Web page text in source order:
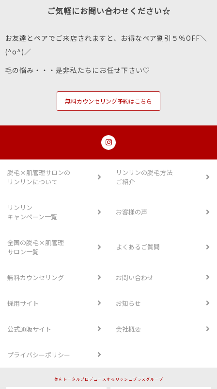
ご気軽にお問い合わせください☆
お友達とペアでご来店されますと、お得なペア割引５％OFF＼
(^o^)／
毛の悩み・・・是非私たちにお任せ下さい♡
無料カウンセリング予約はこちら
脱毛×肌管理サロンの
リンリンについて
リンリンの脱毛方法
ご紹介
リンリン
キャンペーン一覧
お客様の声
全国の脱毛×肌管理
サロン一覧
よくあるご質問
無料カウンセリング お問い合わせ
採用サイト お知らせ
公式通販サイト 会社概要
プライバシーポリシー
美をトータルプロデュースするリッシュプラスグループ